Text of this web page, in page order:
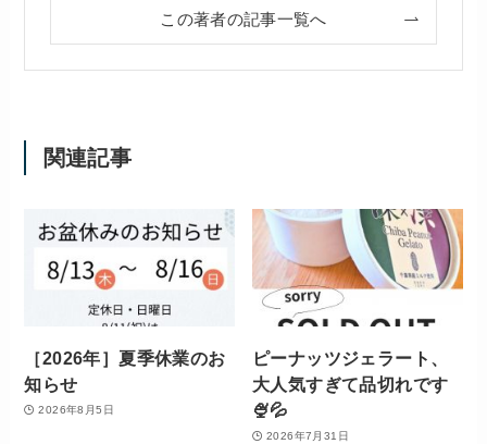
この著者の記事一覧へ
関連記事
［2026年］夏季休業のお
知らせ
2026年8月5日
ピーナッツジェラート、
大人気すぎて品切れです
🍨💦
2026年7月31日